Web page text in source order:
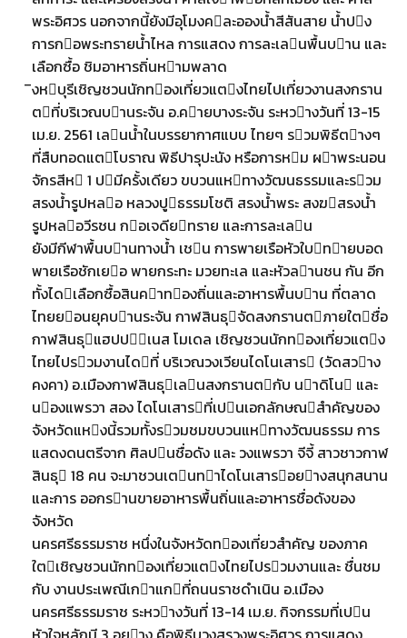
พระอิศวร นอกจากนี้ยังมีอุโมงคละอองนํ้าสีสันสาย นํ้าปง
การกอพระทรายนํ้าไหล การแสดง การละเลนพื้นบาน และ
เลือกซื้อ ชิมอาหารถิ่นหามพลาด
ิงหบุรีเชิญชวนนักทองเที่ยวแตงไทยไปเที่ยวงานสงกราน
ตที่บริเวณบานระจัน อ.คายบางระจัน ระหวางวันที่ 13-15
เม.ย. 2561 เลนนํ้าในบรรยากาศแบบ ไทยๆ รวมพิธีตางๆ
ที่สืบทอดแตโบราณ พิธีปารุปะนัง หรือการหม ผาพระนอน
จักรสีห 1 ปมีครั้งเดียว ขบวนแหทางวัฒนธรรมและรวม
สรงนํ้ารูปหลอ หลวงปูธรรมโชติ สรงนํ้าพระ สงฆสรงนํ้า
รูปหลอวีรชน กอเจดียทราย และการละเลน
ยังมีกีฬาพื้นบานทางนํ้า เชน การพายเรือหัวใบทายบอด
พายเรือชักเยอ พายกระทะ มวยทะเล และหัวลานชน กัน อีก
ทั้งไดเลือกซื้อสินคาทองถิ่นและอาหารพื้นบาน ที่ตลาด
ไทยยอนยุคบานระจัน กาฬสินธุจัดสงกรานตภายใตชื่อ
กาฬสินธุแฮปปเนส โมเดล เชิญชวนนักทองเที่ยวแตง
ไทยไปรวมงานไดที่ บริเวณวงเวียนไดโนเสาร (วัดสวาง
คงคา) อ.เมืองกาฬสินธุเลนสงกรานตกับ นาดิโน และ
นองแพรวา สอง ไดโนเสารที่เปนเอกลักษณสําคัญของ
จังหวัดแหงนี้รวมทั้งรวมชมขบวนแหทางวัฒนธรรม การ
แสดงดนตรีจาก ศิลปนชื่อดัง และ วงแพรวา จีจี้ สาวชาวกาฬ
สินธุ 18 คน จะมาชวนเตนทาไดโนเสารอยางสนุกสนาน
และการ ออกรานขายอาหารพื้นถิ่นและอาหารชื่อดังของ
จังหวัด
นครศรีธรรมราช หนึ่งในจังหวัดทองเที่ยวสําคัญ ของภาค
ใตเชิญชวนนักทองเที่ยวแตงไทยไปรวมงานและ ชื่นชม
กับ งานประเพณีเกาแกที่ถนนราชดําเนิน อ.เมือง
นครศรีธรรมราช ระหวางวันที่ 13-14 เม.ย. กิจกรรมที่เปน